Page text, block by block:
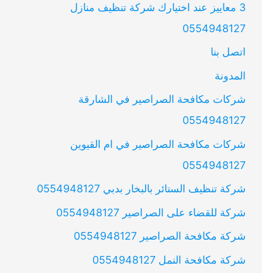
3 معاييز عند اختيارك شركة تنظيف منازل
0554948127
اتصل بنا
المدونة
شركات مكافحة الصراصير في الشارقة
0554948127
شركات مكافحة الصراصير في ام القيوين
0554948127
شركة تنظيف الستائر بالبخار بدبي 0554948127
شركة للقضاء على الصراصير 0554948127
شركة مكافحة الصراصير 0554948127
شركة مكافحة النمل 0554948127